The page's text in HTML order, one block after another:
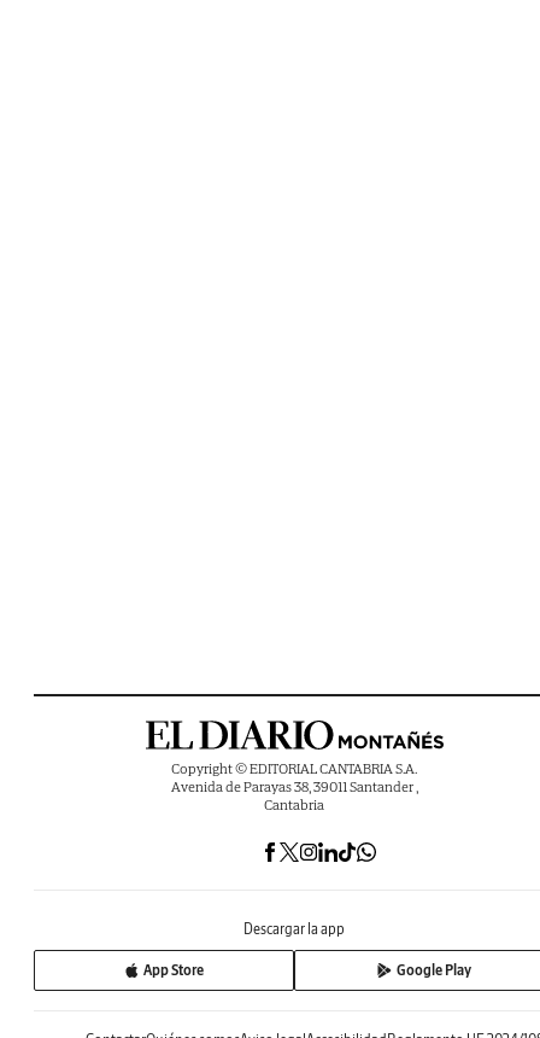
Copyright © EDITORIAL CANTABRIA S.A.
Avenida de Parayas 38, 39011 Santander ,
Cantabria
Descargar la app
App Store Google Play